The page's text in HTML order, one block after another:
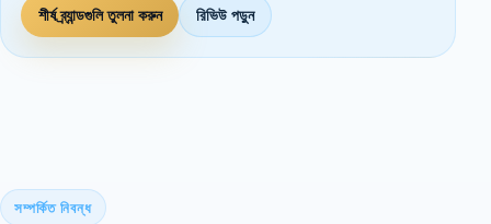
শীর্ষ ব্র্যান্ডগুলি তুলনা করুন রিভিউ পড়ুন
সম্পর্কিত নিবন্ধ